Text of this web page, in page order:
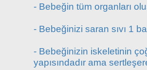
- Bebeğin tüm organları
- Bebeğinizi saran sıvı 1
- Bebeğinizin iskeletinin
yapısındadır ama